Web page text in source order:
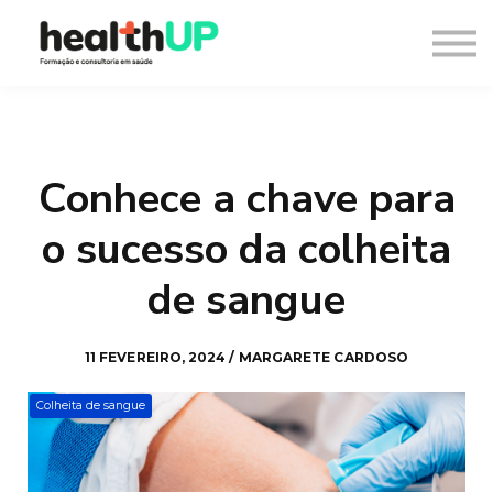
Blog
Registar
Conhece a chave para
o sucesso da colheita
de sangue
11 FEVEREIRO, 2024 / MARGARETE CARDOSO
Colheita de sangue